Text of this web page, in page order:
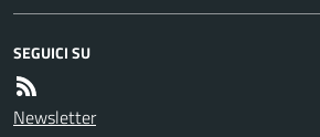
SEGUICI SU
Newsletter